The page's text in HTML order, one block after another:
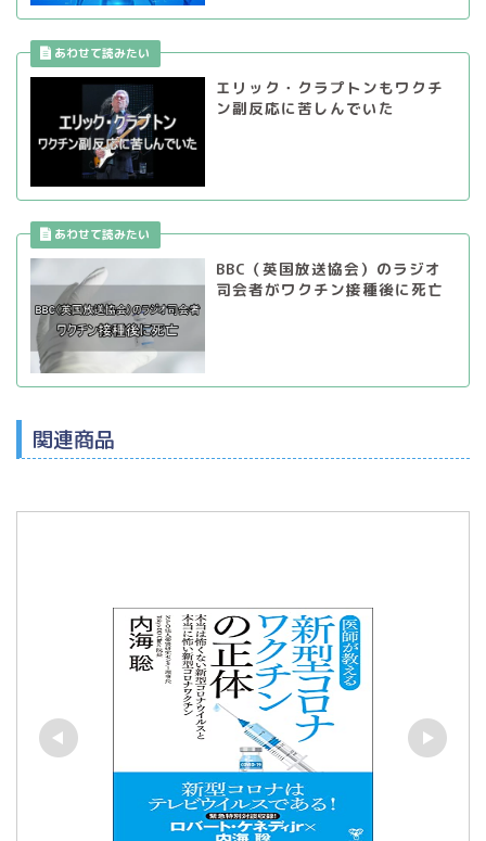
エリック・クラプトンもワクチ
ン副反応に苦しんでいた
BBC（英国放送協会）のラジオ
司会者がワクチン接種後に死亡
関連商品